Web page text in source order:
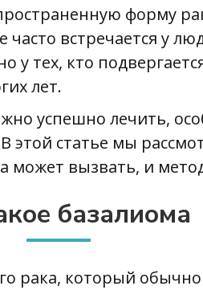
форму
встречается у
у тех, кто
лет.
успешно лечить,
этой статье мы
может вызвать, и
базалиома
рака, который обычно